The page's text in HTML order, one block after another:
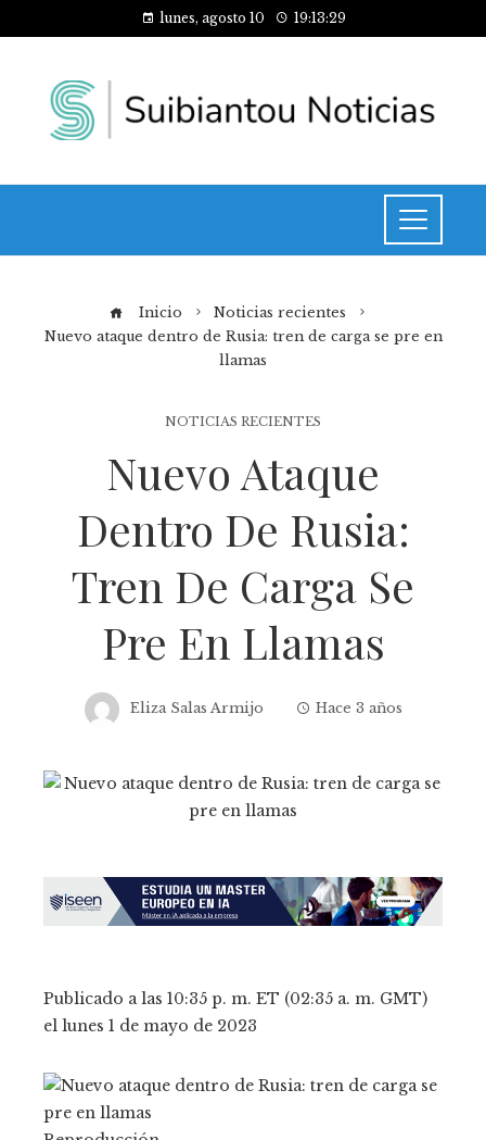
lunes, agosto 10 19:13:29
Inicio
Noticias recientes
Nuevo ataque dentro de Rusia: tren de carga se pre en
llamas
NOTICIAS RECIENTES
Nuevo Ataque
Dentro De Rusia:
Tren De Carga Se
Pre En Llamas
Eliza Salas Armijo Hace 3 años
Publicado a las 10:35 p. m. ET (02:35 a. m. GMT)
el lunes 1 de mayo de 2023